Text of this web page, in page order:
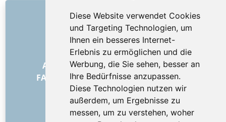
Diese Website verwendet Cookies
und Targeting Technologien, um
Ihnen ein besseres Internet-
Erlebnis zu ermöglichen und die
Werbung, die Sie sehen, besser an
Ihre Bedürfnisse anzupassen.
Diese Technologien nutzen wir
außerdem, um Ergebnisse zu
messen, um zu verstehen, woher
LINKS
Über uns
Wie alles begann
Preisliste
Allgemeine Geschäftsbedingungen
FAQ – für Besteller FAQ – für Anbieter
Werbung und Marketing
Blog
Impressum